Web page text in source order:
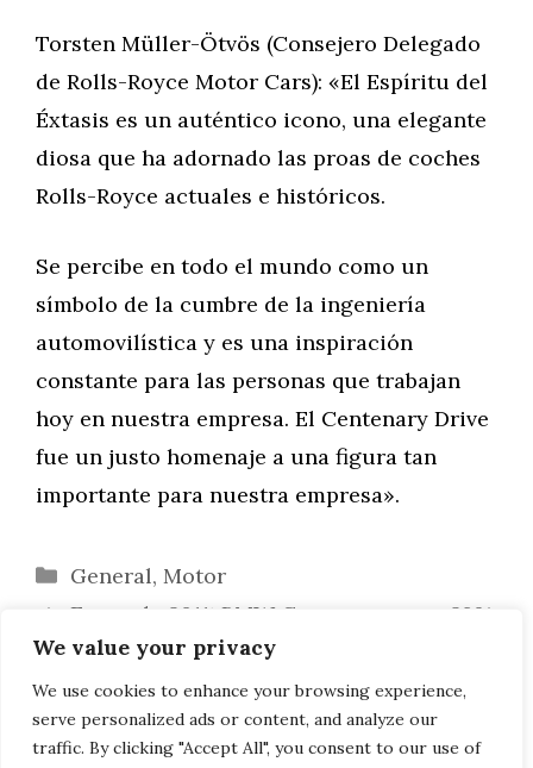
We value your privacy
We use cookies to enhance your browsing experience,
serve personalized ads or content, and analyze our
traffic. By clicking "Accept All", you consent to our use of
Torsten Müller-Ötvös (Consejero Delegado
de Rolls-Royce Motor Cars): «El Espíritu del
Éxtasis es un auténtico icono, una elegante
diosa que ha adornado las proas de coches
Rolls-Royce actuales e históricos.
Se percibe en todo el mundo como un
símbolo de la cumbre de la ingeniería
automovilística y es una inspiración
constante para las personas que trabajan
hoy en nuestra empresa. El Centenary Drive
fue un justo homenaje a una figura tan
importante para nuestra empresa».
Categorías
General, Motor
Enero de 2011: BMW Group crece un 28%
en todo el mundo.
El vehículo BMW Megacity incorpora un
extensor de autonomía opcional.